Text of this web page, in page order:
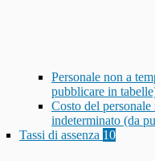
Personale non a
pubblicare in
Costo del personale
indeterminato (da
Tassi di assenza 10